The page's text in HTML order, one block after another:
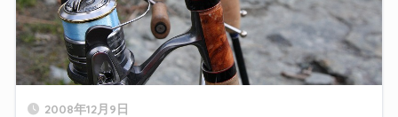
2008年12月9日